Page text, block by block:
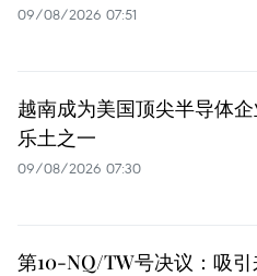
09/08/2026 07:51
越南成为美国顶尖半导体
乐土之一
09/08/2026 07:30
第10-NQ/TW号决议：吸